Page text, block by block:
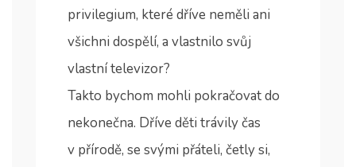
privilegium, které dříve neměli ani
všichni dospělí, a vlastnilo svůj
vlastní televizor?
Takto bychom mohli pokračovat do
nekonečna. Dříve děti trávily čas
v přírodě, se svými přáteli, četly si,